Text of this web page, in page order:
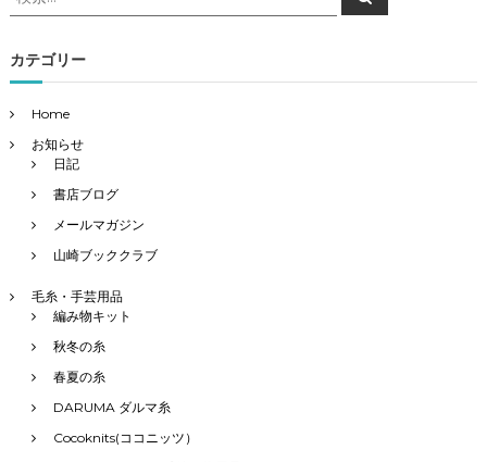
索
象
:
索
カテゴリー
Home
お知らせ
日記
書店ブログ
メールマガジン
山崎ブッククラブ
毛糸・手芸用品
編み物キット
秋冬の糸
春夏の糸
DARUMA ダルマ糸
Cocoknits(ココニッツ）